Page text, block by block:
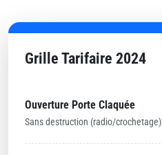
Grille Tarifaire 2024
Ouverture Porte Claquée
Sans destruction (radio/crochetage)